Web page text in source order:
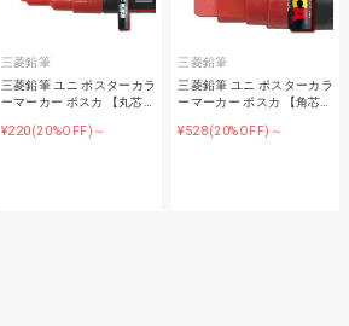
三菱鉛筆
三菱鉛筆 ユニ ポスターカラ
ーマーカー ポスカ 【丸芯…
¥220(20%OFF)～
三菱鉛筆
三菱鉛筆 ユニ ポスターカラ
ーマーカー ポスカ 【角芯…
¥528(20%OFF)～